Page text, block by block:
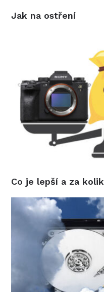
Jak na ostření
Co je lepší a za kolik